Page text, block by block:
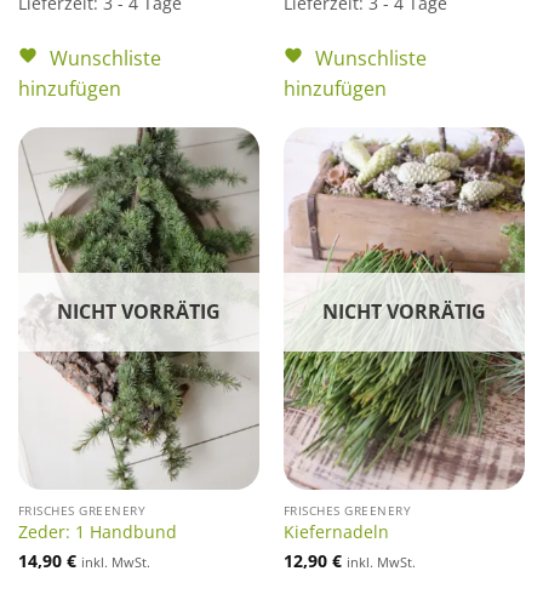
Wunschliste
hinzufügen
Wunschliste
hinzufügen
NICHT VORRÄTIG
FRISCHES GREENERY
Zeder: 1 Handbund
14,90 € inkl. MwSt.
NICHT VORRÄTIG
FRISCHES GREENERY
Kiefernadeln
12,90 € inkl. MwSt.